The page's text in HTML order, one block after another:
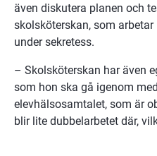
även diskutera planen och
skolsköterskan, som
under sekretess.
– Skolsköterskan har även
som hon ska gå igenom
elevhälsosamtalet, som är
blir lite dubbelarbetet där,